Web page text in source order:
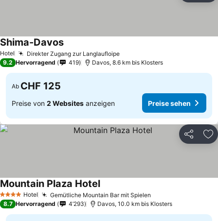
Hotel Direkter Zugang zur Langlaufloipe
Shima-Davos
9.2 Hervorragend 419 Davos, 8.6 km bis Klosters
Ab CHF 125
Preise von 2 Websites anzeigen Preise sehen
Teilen
4 Sterne Hotel Gemütliche Mountain Bar mit Spielen
Mountain Plaza Hotel
8.7 Hervorragend 4’293 Davos, 10.0 km bis Klosters